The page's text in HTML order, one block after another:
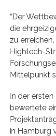
“Der
die
zu
Hightech-
Mittelpunkt
In der ersten
bewertete
in Hamburg